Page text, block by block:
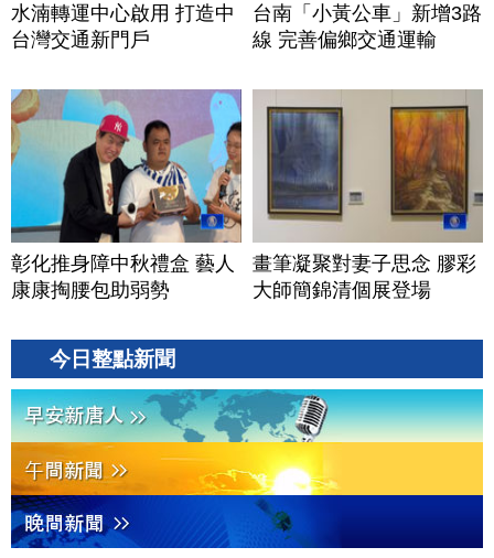
水湳轉運中心啟用 打造中
台灣交通新門戶
台南「小黃公車」新增3路
線 完善偏鄉交通運輸
彰化推身障中秋禮盒 藝人
康康掏腰包助弱勢
畫筆凝聚對妻子思念 膠彩
大師簡錦清個展登場
今日整點新聞